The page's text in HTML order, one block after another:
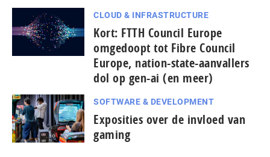
CLOUD & INFRASTRUCTURE
Kort: FTTH Council Europe
omgedoopt tot Fibre Council
Europe, nation-state-aanvallers
dol op gen-ai (en meer)
SOFTWARE & DEVELOPMENT
Exposities over de invloed van
gaming